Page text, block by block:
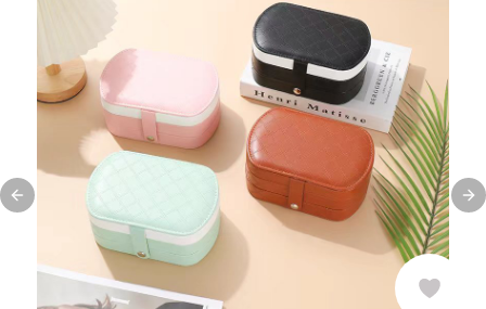
Previous slide